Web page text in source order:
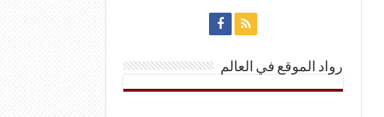
رواد الموقع في العالم